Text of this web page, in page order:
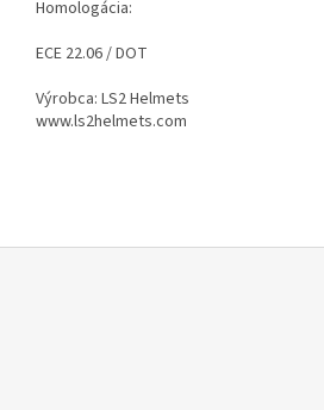
Homologácia:
ECE 22.06 / DOT
Výrobca: LS2 Helmets
www.ls2helmets.com